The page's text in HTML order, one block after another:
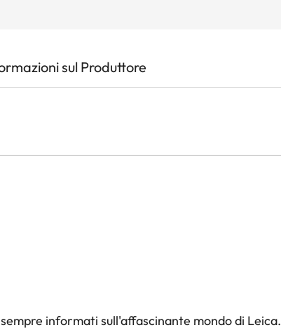
sul Produttore
informati sull'affascinante mondo di Leica.